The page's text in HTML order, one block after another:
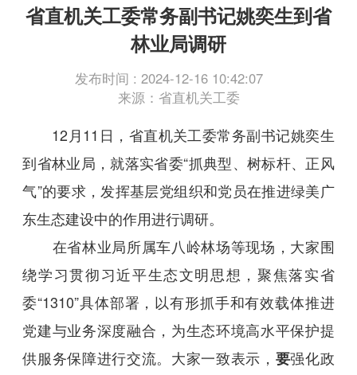
省直机关工委常务副书记姚奕生到省
林业局调研
发布时间 : 2024-12-16 10:42:07
来源：省直机关工委
12月11日，省直机关工委常务副书记姚奕生
到省林业局，就落实省委“抓典型、树标杆、正风
气”的要求，发挥基层党组织和党员在推进绿美广
东生态建设中的作用进行调研。
在省林业局所属车八岭林场等现场，大家围
绕学习贯彻习近平生态文明思想，聚焦落实省
委“1310”具体部署，以有形抓手和有效载体推进
党建与业务深度融合，为生态环境高水平保护提
供服务保障进行交流。大家一致表示， 要强化政